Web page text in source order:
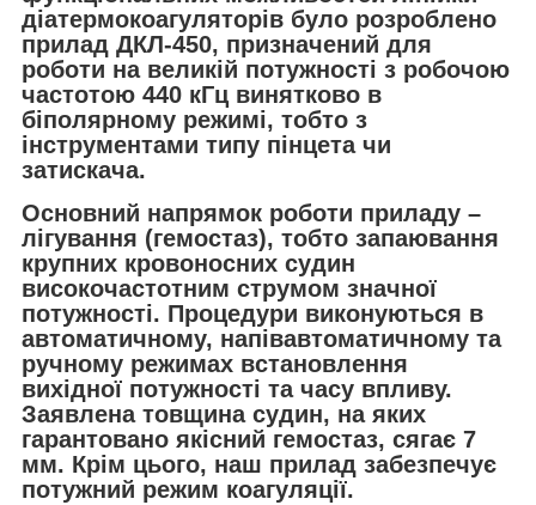
діатермокоагуляторів було розроблено
прилад ДКЛ-450, призначений для
роботи на великій потужності з робочою
частотою 440 кГц винятково в
біполярному режимі, тобто з
інструментами типу пінцета чи
затискача.
Основний напрямок роботи приладу –
лігування (гемостаз), тобто запаювання
крупних кровоносних судин
високочастотним струмом значної
потужності. Процедури виконуються в
автоматичному, напівавтоматичному та
ручному режимах встановлення
вихідної потужності та часу впливу.
Заявлена товщина судин, на яких
гарантовано якісний гемостаз, сягає 7
мм. Крім цього, наш прилад забезпечує
потужний режим коагуляції.